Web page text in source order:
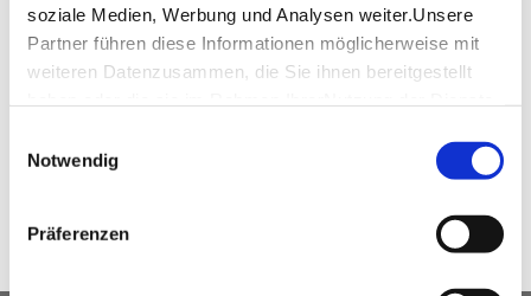
soziale Medien, Werbung und Analysen weiter.Unsere
Partner führen diese Informationen möglicherweise mit
weiteren Datenzusammen, die Sie ihnen bereitgestellt
Impressum
Notwendig
Präferenzen
Dehoga_Umweltcheck_Urkunde(PDF, 765.23
KB)
WEITEREMPFEHLEN